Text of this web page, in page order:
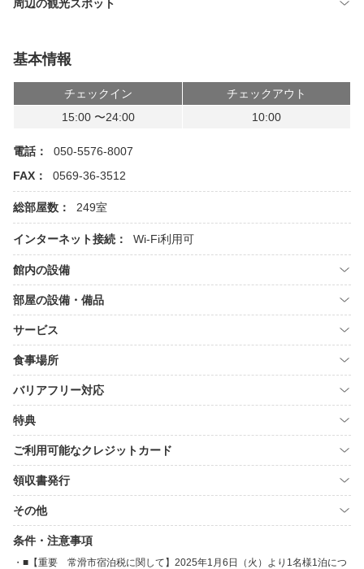
周辺の観光スポット
基本情報
チェックイン
チェックアウト
15:00 〜24:00
10:00
電話：
050-5576-8007
FAX：
0569-36-3512
総部屋数： 249室
インターネット接続： Wi-Fi利用可
館内の設備
部屋の設備・備品
サービス
食事場所
バリアフリー対応
特典
ご利用可能なクレジットカード
領収書発行
その他
条件・注意事項
■【重要 常滑市宿泊税に関して】2025年1月6日（火）より1名様1泊につ